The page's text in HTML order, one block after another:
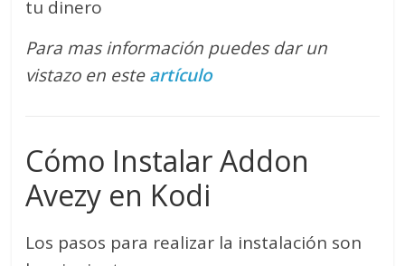
tu dinero
Para mas información puedes dar un
vistazo en esteartículo
Cómo Instalar Addon
Avezy en Kodi
Los pasos para realizar la instalación son